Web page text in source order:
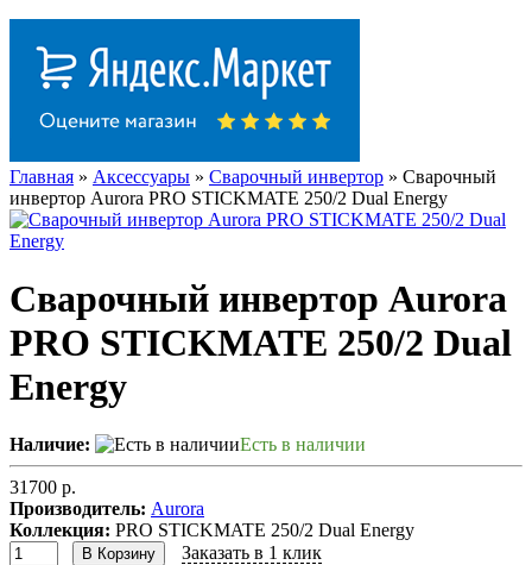
Главная » Аксессуары » Сварочный инвертор » Сварочный
инвертор Aurora PRO STICKMATE 250/2 Dual Energy
Сварочный инвертор Aurora
PRO STICKMATE 250/2 Dual
Energy
Наличие: Есть в наличии
31700 р.
Производитель: Aurora
Коллекция: PRO STICKMATE 250/2 Dual Energy
В Корзину
Заказать в 1 клик